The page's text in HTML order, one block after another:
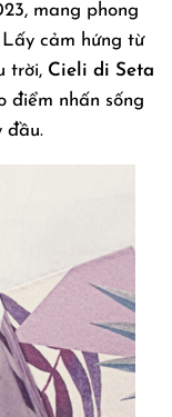
mang phong
cảm hứng từ
trời, Cieli di Seta
điểm nhấn sống
đầu.